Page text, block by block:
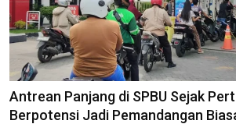
Antrean Panjang di SPBU Sejak
Berpotensi Jadi Pemandangan